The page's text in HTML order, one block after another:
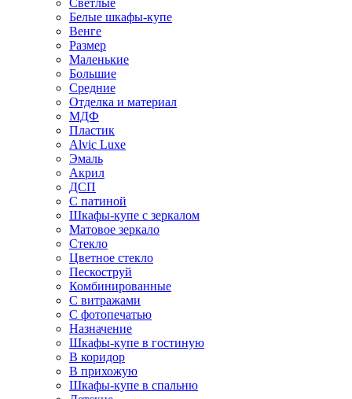
Светлые
Белые шкафы-купе
Венге
Размер
Маленькие
Большие
Средние
Отделка и материал
МДФ
Пластик
Alvic Luxe
Эмаль
Акрил
ДСП
С патиной
Шкафы-купе с зеркалом
Матовое зеркало
Стекло
Цветное стекло
Пескоструй
Комбинированные
С витражами
С фотопечатью
Назначение
Шкафы-купе в гостиную
В коридор
В прихожую
Шкафы-купе в спальню